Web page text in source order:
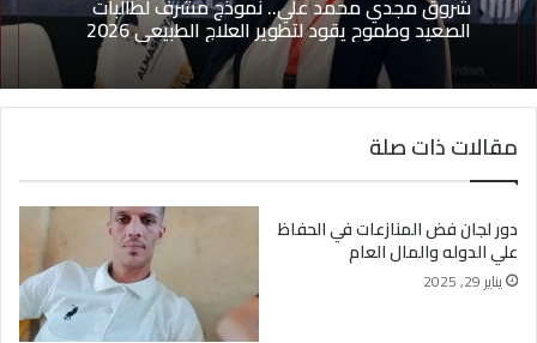
الصعيد وطموح يقود لتطوير العلاج الطبيعي 2026
مقالات ذات صلة
دور لجان فض المنازعات في الحفاظ
علي الدوله والمال العام
يناير 29, 2025